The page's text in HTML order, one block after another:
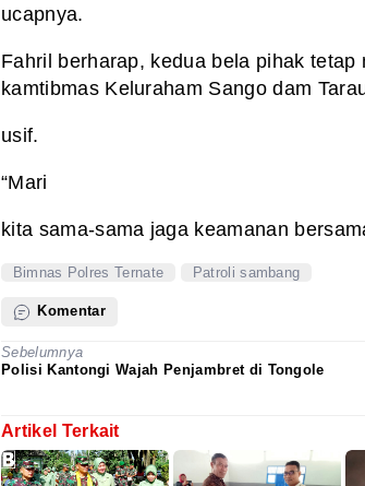
ucapnya.
Fahril berharap, kedua bela pihak
kamtibmas Keluraham Sango dam
usif.
“Mari
kita sama-sama jaga keamanan
Bimnas Polres Ternate Patroli sambang
Komentar
Sebelumnya
Polisi Kantongi Wajah Penjambret di Tongole
Artikel Terkait